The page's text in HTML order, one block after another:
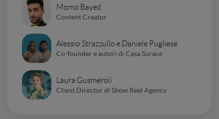
Momo Bayed
Content Creator
Alessio Strazzullo e Daniele Pugliese
Co-founder e autori di Casa Surace
Laura Gusmeroli
Client Director di Show Reel Agency